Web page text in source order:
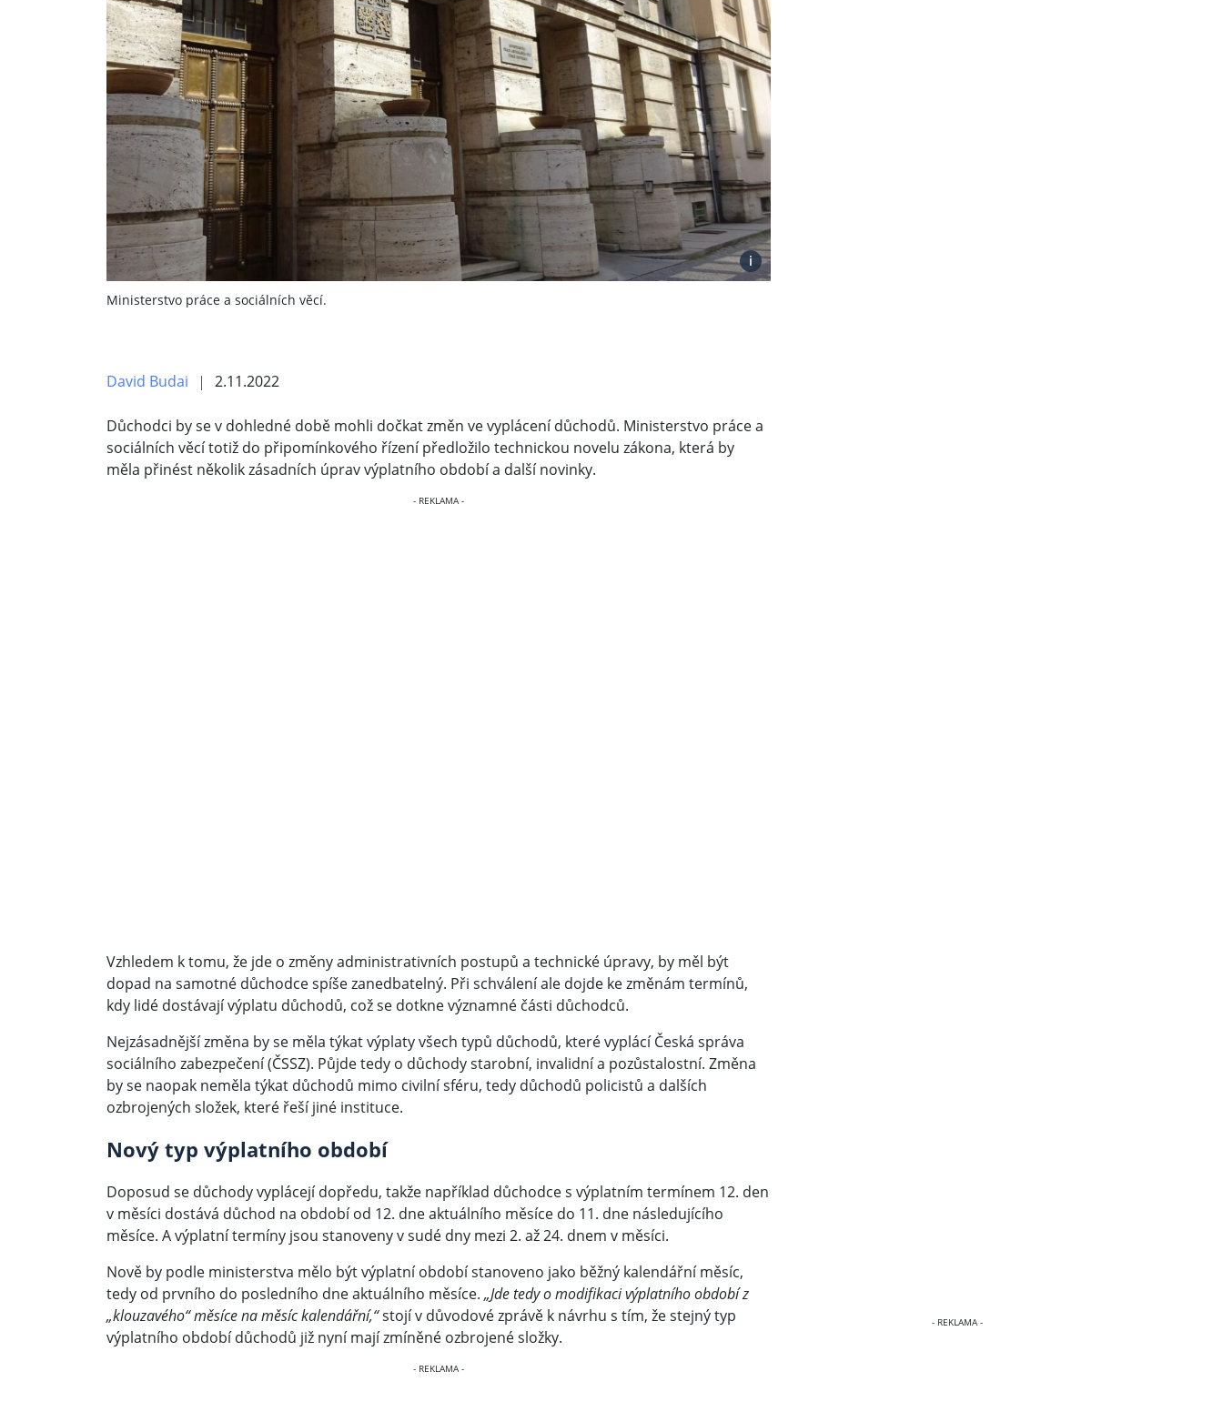
i
Ministerstvo práce a sociálních věcí.
David Budai 2.11.2022
Důchodci by se v dohledné době mohli dočkat změn ve vyplácení důchodů. Ministerstvo práce a
sociálních věcí totiž do připomínkového řízení předložilo technickou novelu zákona, která by
měla přinést několik zásadních úprav výplatního období a další novinky.
Vzhledem k tomu, že jde o změny administrativních postupů a technické úpravy, by měl být
dopad na samotné důchodce spíše zanedbatelný. Při schválení ale dojde ke změnám termínů,
kdy lidé dostávají výplatu důchodů, což se dotkne významné části důchodců.
Nejzásadnější změna by se měla týkat výplaty všech typů důchodů, které vyplácí Česká správa
sociálního zabezpečení (ČSSZ). Půjde tedy o důchody starobní, invalidní a pozůstalostní. Změna
by se naopak neměla týkat důchodů mimo civilní sféru, tedy důchodů policistů a dalších
ozbrojených složek, které řeší jiné instituce.
Nový typ výplatního období
Doposud se důchody vyplácejí dopředu, takže například důchodce s výplatním termínem 12. den
v měsíci dostává důchod na období od 12. dne aktuálního měsíce do 11. dne následujícího
měsíce. A výplatní termíny jsou stanoveny v sudé dny mezi 2. až 24. dnem v měsíci.
Nově by podle ministerstva mělo být výplatní období stanoveno jako běžný kalendářní měsíc,
tedy od prvního do posledního dne aktuálního měsíce. „Jde tedy o modifikaci výplatního období z
„klouzavého“ měsíce na měsíc kalendářní,“stojí v důvodové zprávě k návrhu s tím, že stejný typ
výplatního období důchodů již nyní mají zmíněné ozbrojené složky.